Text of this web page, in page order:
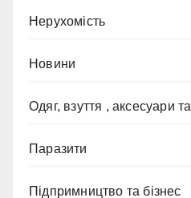
Нерухомість
Новини
Одяг, взуття , аксесуари
Паразити
Підпримництво та бізнес